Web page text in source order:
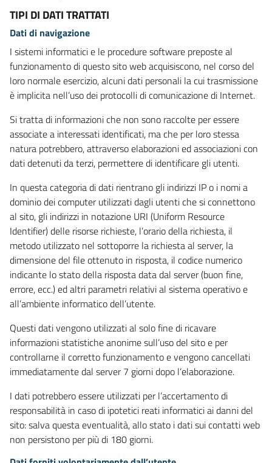
TIPI DI DATI TRATTATI
Dati di navigazione
I sistemi informatici e le procedure software preposte al
funzionamento di questo sito web acquisiscono, nel corso del
loro normale esercizio, alcuni dati personali la cui trasmissione
è implicita nell’uso dei protocolli di comunicazione di Internet.
Si tratta di informazioni che non sono raccolte per essere
associate a interessati identificati, ma che per loro stessa
natura potrebbero, attraverso elaborazioni ed associazioni con
dati detenuti da terzi, permettere di identificare gli utenti.
In questa categoria di dati rientrano gli indirizzi IP o i nomi a
dominio dei computer utilizzati dagli utenti che si connettono
al sito, gli indirizzi in notazione URI (Uniform Resource
Identifier) delle risorse richieste, l’orario della richiesta, il
metodo utilizzato nel sottoporre la richiesta al server, la
dimensione del file ottenuto in risposta, il codice numerico
indicante lo stato della risposta data dal server (buon fine,
errore, ecc.) ed altri parametri relativi al sistema operativo e
all’ambiente informatico dell’utente.
Questi dati vengono utilizzati al solo fine di ricavare
informazioni statistiche anonime sull’uso del sito e per
controllarne il corretto funzionamento e vengono cancellati
immediatamente dal server 7 giorni dopo l’elaborazione.
I dati potrebbero essere utilizzati per l’accertamento di
responsabilità in caso di ipotetici reati informatici ai danni del
sito: salva questa eventualità, allo stato i dati sui contatti web
non persistono per più di 180 giorni.